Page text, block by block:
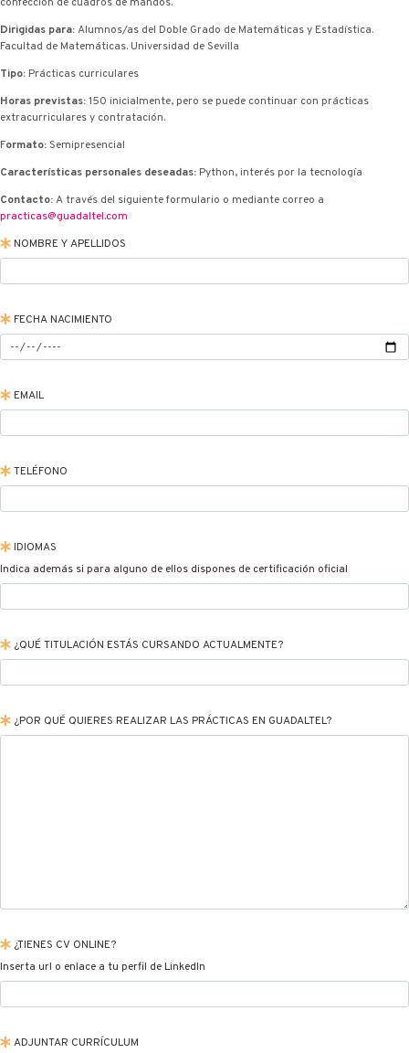
Dirigidas para:Alumnos/as del Doble Grado de Matemáticas y Estadística.
Facultad de Matemáticas. Universidad de Sevilla
Tipo: Prácticas curriculares
Horas previstas:150 inicialmente, pero se puede continuar con prácticas
extracurriculares y contratación.
Formato:Semipresencial
Características personales deseadas: Python, interés por la tecnología
Contacto:A través del siguiente formulario o mediante correo a
practicas@guadaltel.com
NOMBRE Y APELLIDOS
FECHA NACIMIENTO
EMAIL
TELÉFONO
IDIOMAS
Indica además si para alguno de ellos dispones de certificación oficial
¿QUÉ TITULACIÓN ESTÁS CURSANDO ACTUALMENTE?
¿POR QUÉ QUIERES REALIZAR LAS PRÁCTICAS EN GUADALTEL?
¿TIENES CV ONLINE?
Inserta url o enlace a tu perfil de LinkedIn
ADJUNTAR CURRÍCULUM